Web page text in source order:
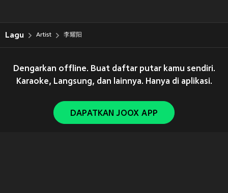
Lagu Artist 李耀阳
Dengarkan offline. Buat daftar putar kamu sendiri.
Karaoke, Langsung, dan lainnya. Hanya di aplikasi.
DAPATKAN JOOX APP